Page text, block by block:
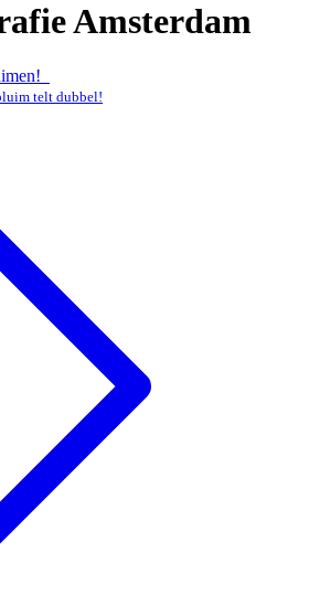
Amsterdam
telt dubbel!